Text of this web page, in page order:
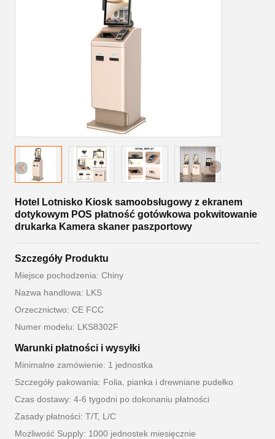
Hotel Lotnisko Kiosk samoobsługowy z ekranem
dotykowym POS płatność gotówkowa pokwitowanie
drukarka Kamera skaner paszportowy
Szczegóły Produktu
Miejsce pochodzenia: Chiny
Nazwa handlowa: LKS
Orzecznictwo: CE FCC
Numer modelu: LKS8302F
Warunki płatności i wysyłki
Minimalne zamówienie: 1 jednostka
Szczegóły pakowania: Folia, pianka i drewniane pudełko
Czas dostawy: 4-6 tygodni po dokonaniu płatności
Zasady płatności: T/T, L/C
Możliwość Supply: 1000 jednostek miesięcznie